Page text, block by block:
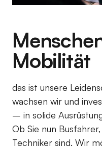
Mobilität
das ist unsere
wachsen wir und
– in solide
Ob Sie nun
Techniker sind. Wir